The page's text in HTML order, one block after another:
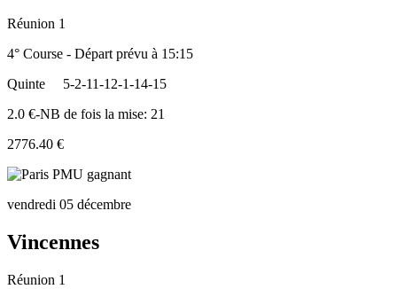
Réunion 1
4° Course - Départ prévu à 15:15
Quinte
5-2-11-12-1-14-15
2.0 €-NB de fois la mise: 21
2776.40 €
vendredi 05 décembre
Vincennes
Réunion 1